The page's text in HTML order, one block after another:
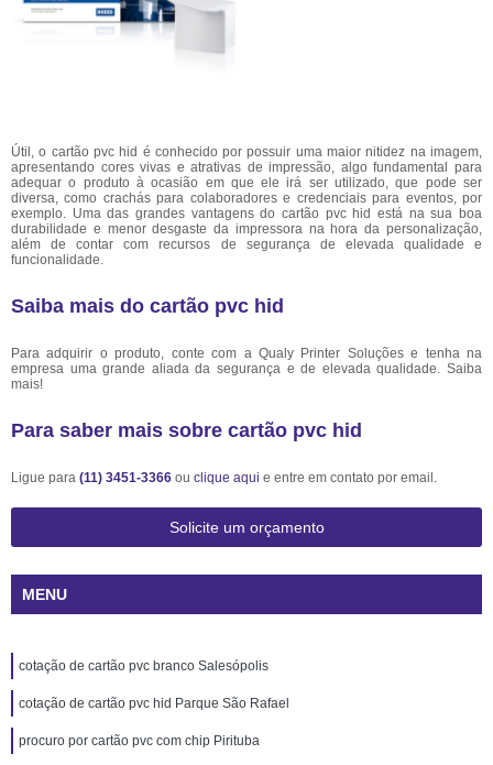
Útil, o cartão pvc hid é conhecido por possuir uma maior nitidez na imagem,
apresentando cores vivas e atrativas de impressão, algo fundamental para
adequar o produto à ocasião em que ele irá ser utilizado, que pode ser
diversa, como crachás para colaboradores e credenciais para eventos, por
exemplo. Uma das grandes vantagens do cartão pvc hid está na sua boa
durabilidade e menor desgaste da impressora na hora da personalização,
além de contar com recursos de segurança de elevada qualidade e
funcionalidade.
Saiba mais do cartão pvc hid
Para adquirir o produto, conte com a Qualy Printer Soluções e tenha na
empresa uma grande aliada da segurança e de elevada qualidade. Saiba
mais!
Para saber mais sobre cartão pvc hid
Ligue para (11) 3451-3366 ou clique aqui e entre em contato por email.
Solicite um orçamento
MENU
cotação de cartão pvc branco Salesópolis
cotação de cartão pvc hid Parque São Rafael
procuro por cartão pvc com chip Pirituba